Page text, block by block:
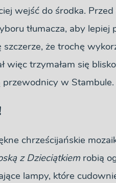
wejść do środka.
tłumacza, aby lepiej
że trochę
trzymałam się
w Stambule.
chrześcijańskie
z Dzieciątkiem robią
lampy, które